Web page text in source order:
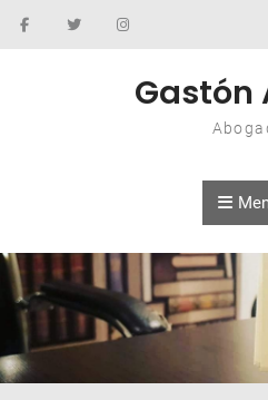
Skip to content
Gastón